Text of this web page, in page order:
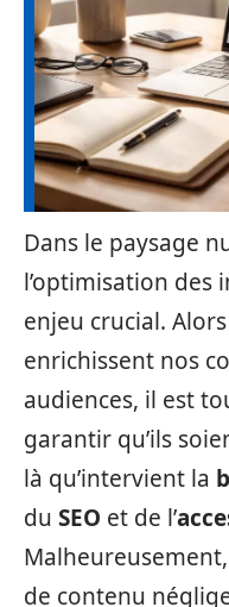
Dans le paysage
l’optimisation des
enjeu crucial.
enrichissent nos
audiences, il est
garantir qu’ils
là qu’intervient la
du SEO et de l’
de contenu